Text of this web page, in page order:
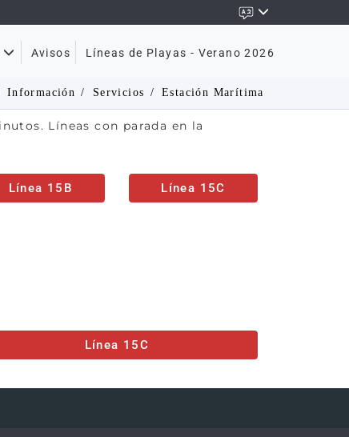
Avisos Líneas de Playas - Verano 2026
Información Servicios Estación Marítima
Líneas con parada en la
Línea 15B Línea 15C
Línea 15C